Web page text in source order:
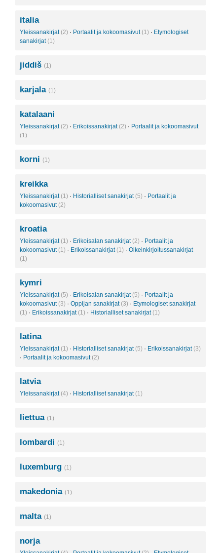
italia
Yleissanakirjat (2) · Portaalit ja kokoomasivut (1) · Etymologiset
sanakirjat (1)
jiddiš (1)
karjala (1)
katalaani
Yleissanakirjat (2) · Erikoissanakirjat (2) · Portaalit ja kokoomasivut
(1)
korni (1)
kreikka
Yleissanakirjat (1) · Historialliset sanakirjat (5) · Portaalit ja
kokoomasivut (2)
kroatia
Yleissanakirjat (1) · Erikoisalan sanakirjat (2) · Portaalit ja
kokoomasivut (1) · Erikoissanakirjat (1) · Oikeinkirjoitussanakirjat
(1)
kymri
Yleissanakirjat (5) · Erikoisalan sanakirjat (5) · Portaalit ja
kokoomasivut (3) · Oppijan sanakirjat (3) · Etymologiset sanakirjat
(1) · Erikoissanakirjat (1) · Historialliset sanakirjat (1)
latina
Yleissanakirjat (1) · Historialliset sanakirjat (5) · Erikoissanakirjat (3)
· Portaalit ja kokoomasivut (2)
latvia
Yleissanakirjat (4) · Historialliset sanakirjat (1)
liettua (1)
lombardi (1)
luxemburg (1)
makedonia (1)
malta (1)
norja